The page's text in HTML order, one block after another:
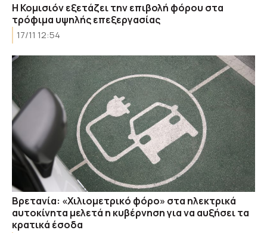
Η Κομισιόν εξετάζει την επιβολή φόρου στα
τρόφιμα υψηλής επεξεργασίας
17/11 12:54
Βρετανία: «Χιλιομετρικό φόρο» στα ηλεκτρικά
αυτοκίνητα μελετά η κυβέρνηση για να αυξήσει τα
κρατικά έσοδα